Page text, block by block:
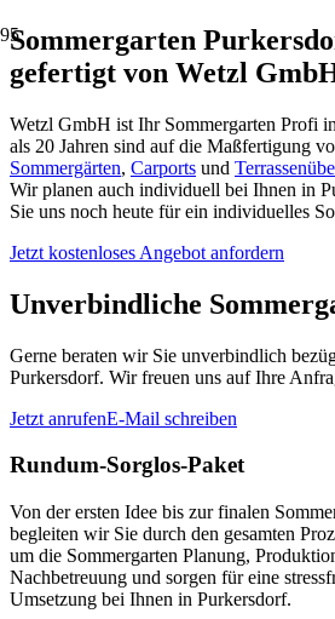
Sommergarten
gefertigt von Wetzl
Wetzl GmbH ist Ihr Sommergarten Profi
als 20 Jahren sind auf die Maßfertigung
Sommergärten, Carports und
Wir planen auch individuell bei Ihnen in
Sie uns noch heute für ein individuelles
Jetzt kostenloses Angebot anfordern
Unverbindliche
Gerne beraten wir Sie unverbindlich
Purkersdorf. Wir freuen uns auf Ihre
Jetzt anrufenE-Mail schreiben
Rundum-Sorglos-Paket
Von der ersten Idee bis zur finalen
begleiten wir Sie durch den gesamten
um die Sommergarten Planung,
Nachbetreuung und sorgen für eine
Umsetzung bei Ihnen in Purkersdorf.